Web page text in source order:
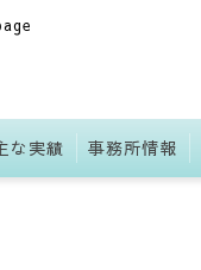
な実績 事務所情報